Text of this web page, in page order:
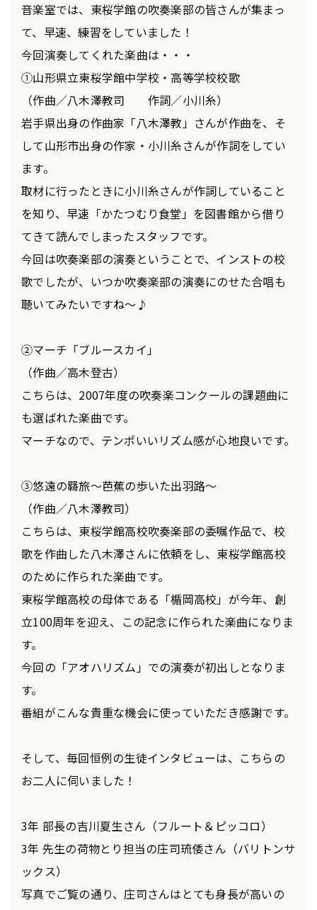
音楽室では、東桜学館の吹奏楽部の皆さんが集まっ
て、早速、練習をしていました！
今回演奏してくれた楽曲は・・・
①山形県立東桜学館中学校・高等学校校歌
（作曲／八木澤教司 作詞／小川糸）
岩手県出身の作曲家「八木澤教」さんが作曲を、そ
して山形市出身の作家・小川糸さんが作詞をしてい
ます。
取材に行ったときに小川糸さんが作詞していること
を知り、早速「かたつむり食堂」を図書館から借り
てきて読んでしまったスタッフです。
今回は吹奏楽部の演奏ということで、インストの校
歌でしたが、いつか吹奏楽部の演奏にのせた合唱も
聴いてみたいですね～♪
②マーチ「ブルースカイ」
（作曲／高木登古）
こちらは、2007年度の吹奏楽コンクールの課題曲に
も選ばれた楽曲です。
マーチなので、テンポいいリズム感が心地良いです。
③悠遠の羇旅～芭蕉の歩いた出羽路～
（作曲／八木澤教司）
こちらは、東桜学館高校吹奏楽部の委嘱作品で、校
歌を作曲した八木澤さんに依頼をし、東桜学館高校
のために作られた楽曲です。
東桜学館高校の母体である「楯岡高校」が今年、創
立100周年を迎え、この記念に作られた楽曲になりま
す。
今回の「アオハリズム」での演奏が初出しとなりま
す。
番組がこんな貴重な機会に使っていただき感謝です。
そして、毎回恒例の生徒インタビューは、こちらの
お二人に伺いました！
3年 部長の吉川夏生さん（フルート＆ピッコロ）
3年 先生の荷物とり担当の庄司琉倭さん（バリトンサ
ックス）
写真でご覧の通り、庄司さんはとても身長が高いの